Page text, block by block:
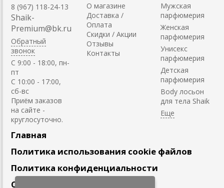
8 (967) 118-24-13
Shaik-
Premium@bk.ru
Обратный
звонок
C 9:00 - 18:00, пн-
пт
С 10:00 - 17:00,
сб-вс
Приём заказов
на сайте -
круглосуточно.
О магазине
Доставка /
Оплата
Скидки / Акции
Отзывы
Контакты
Мужская
парфюмерия
Женская
парфюмерия
Унисекс
парфюмерия
Детская
парфюмерия
Body лосьон
для тела Shaik
Главная
Политика использования cookie файлов
Политика конфиденциальности
Сотрудничество